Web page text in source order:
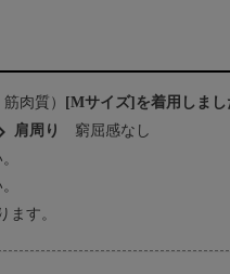
肉質） [Mサイズ]を着用しまし
肩周り 窮屈感なし
ます。